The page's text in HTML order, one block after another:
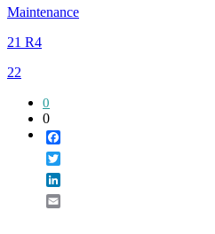
Maintenance
21 R4
22
0
0